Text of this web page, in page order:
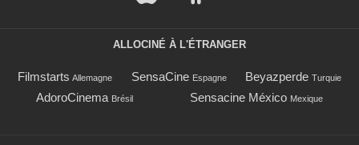
ALLOCINÉ À L'ÉTRANGER
Filmstarts Allemagne SensaCine Espagne Beyazperde Turquie
AdoroCinema Brésil Sensacine México Mexique